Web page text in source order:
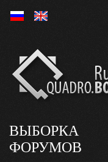
Ру En
ВЫБОРКА
ФОРУМОВ